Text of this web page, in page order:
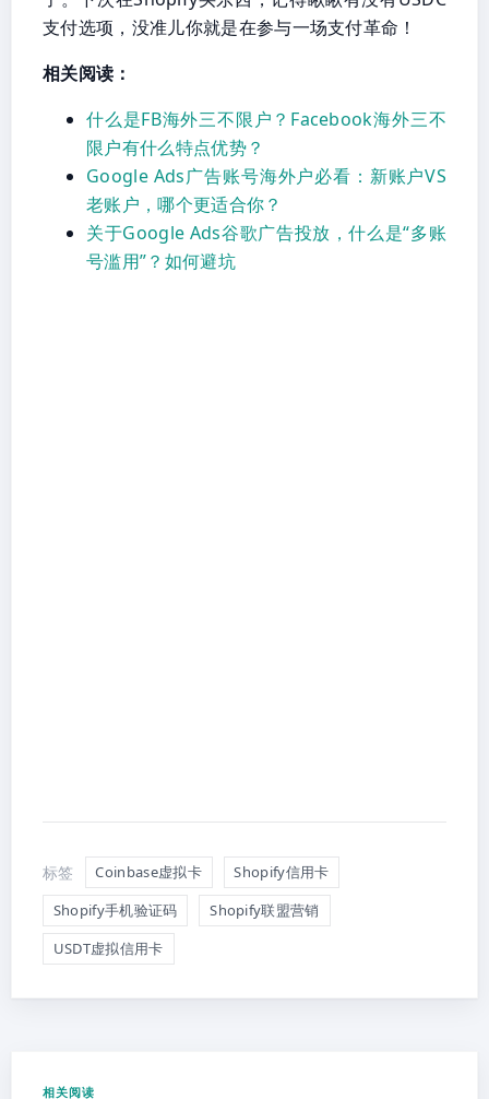
支付选项，没准儿你就是在参与一场支付革命！
相关阅读：
什么是FB海外三不限户？Facebook海外三不
限户有什么特点优势？
Google Ads广告账号海外户必看：新账户VS
老账户，哪个更适合你？
关于Google Ads谷歌广告投放，什么是“多账
号滥用”？如何避坑
标签 Coinbase虚拟卡
Shopify信用卡
Shopify手机验证码
Shopify联盟营销
USDT虚拟信用卡
相关阅读